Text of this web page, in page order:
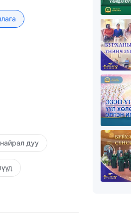
хэвийн хүмүүс
юм. Харин
Ариун
мэдэж,
тэдний
нэн хэвийн
л уйлж, зовж,
байдалд тэд
байсан ч
төдий ч ер
тэдний хувьд
Сүнс хүний
байр байдал
хэрвээ тэд
зан
дуу